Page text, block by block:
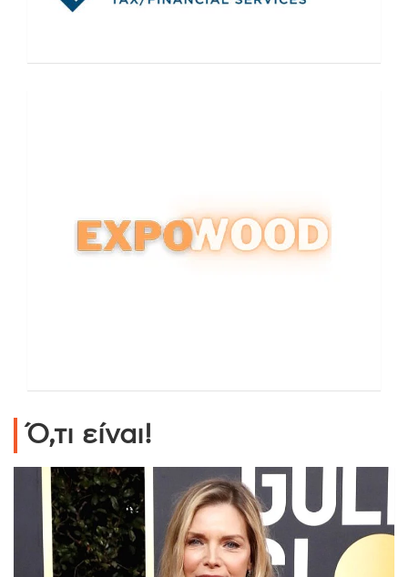
Ό,τι είναι!